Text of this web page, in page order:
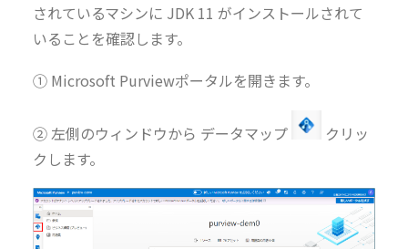
されているマシンに JDK 11 がインストールされて
いることを確認します。
① Microsoft Purviewポータルを開きます。
② 左側のウィンドウから データマップ
クリッ
クします。